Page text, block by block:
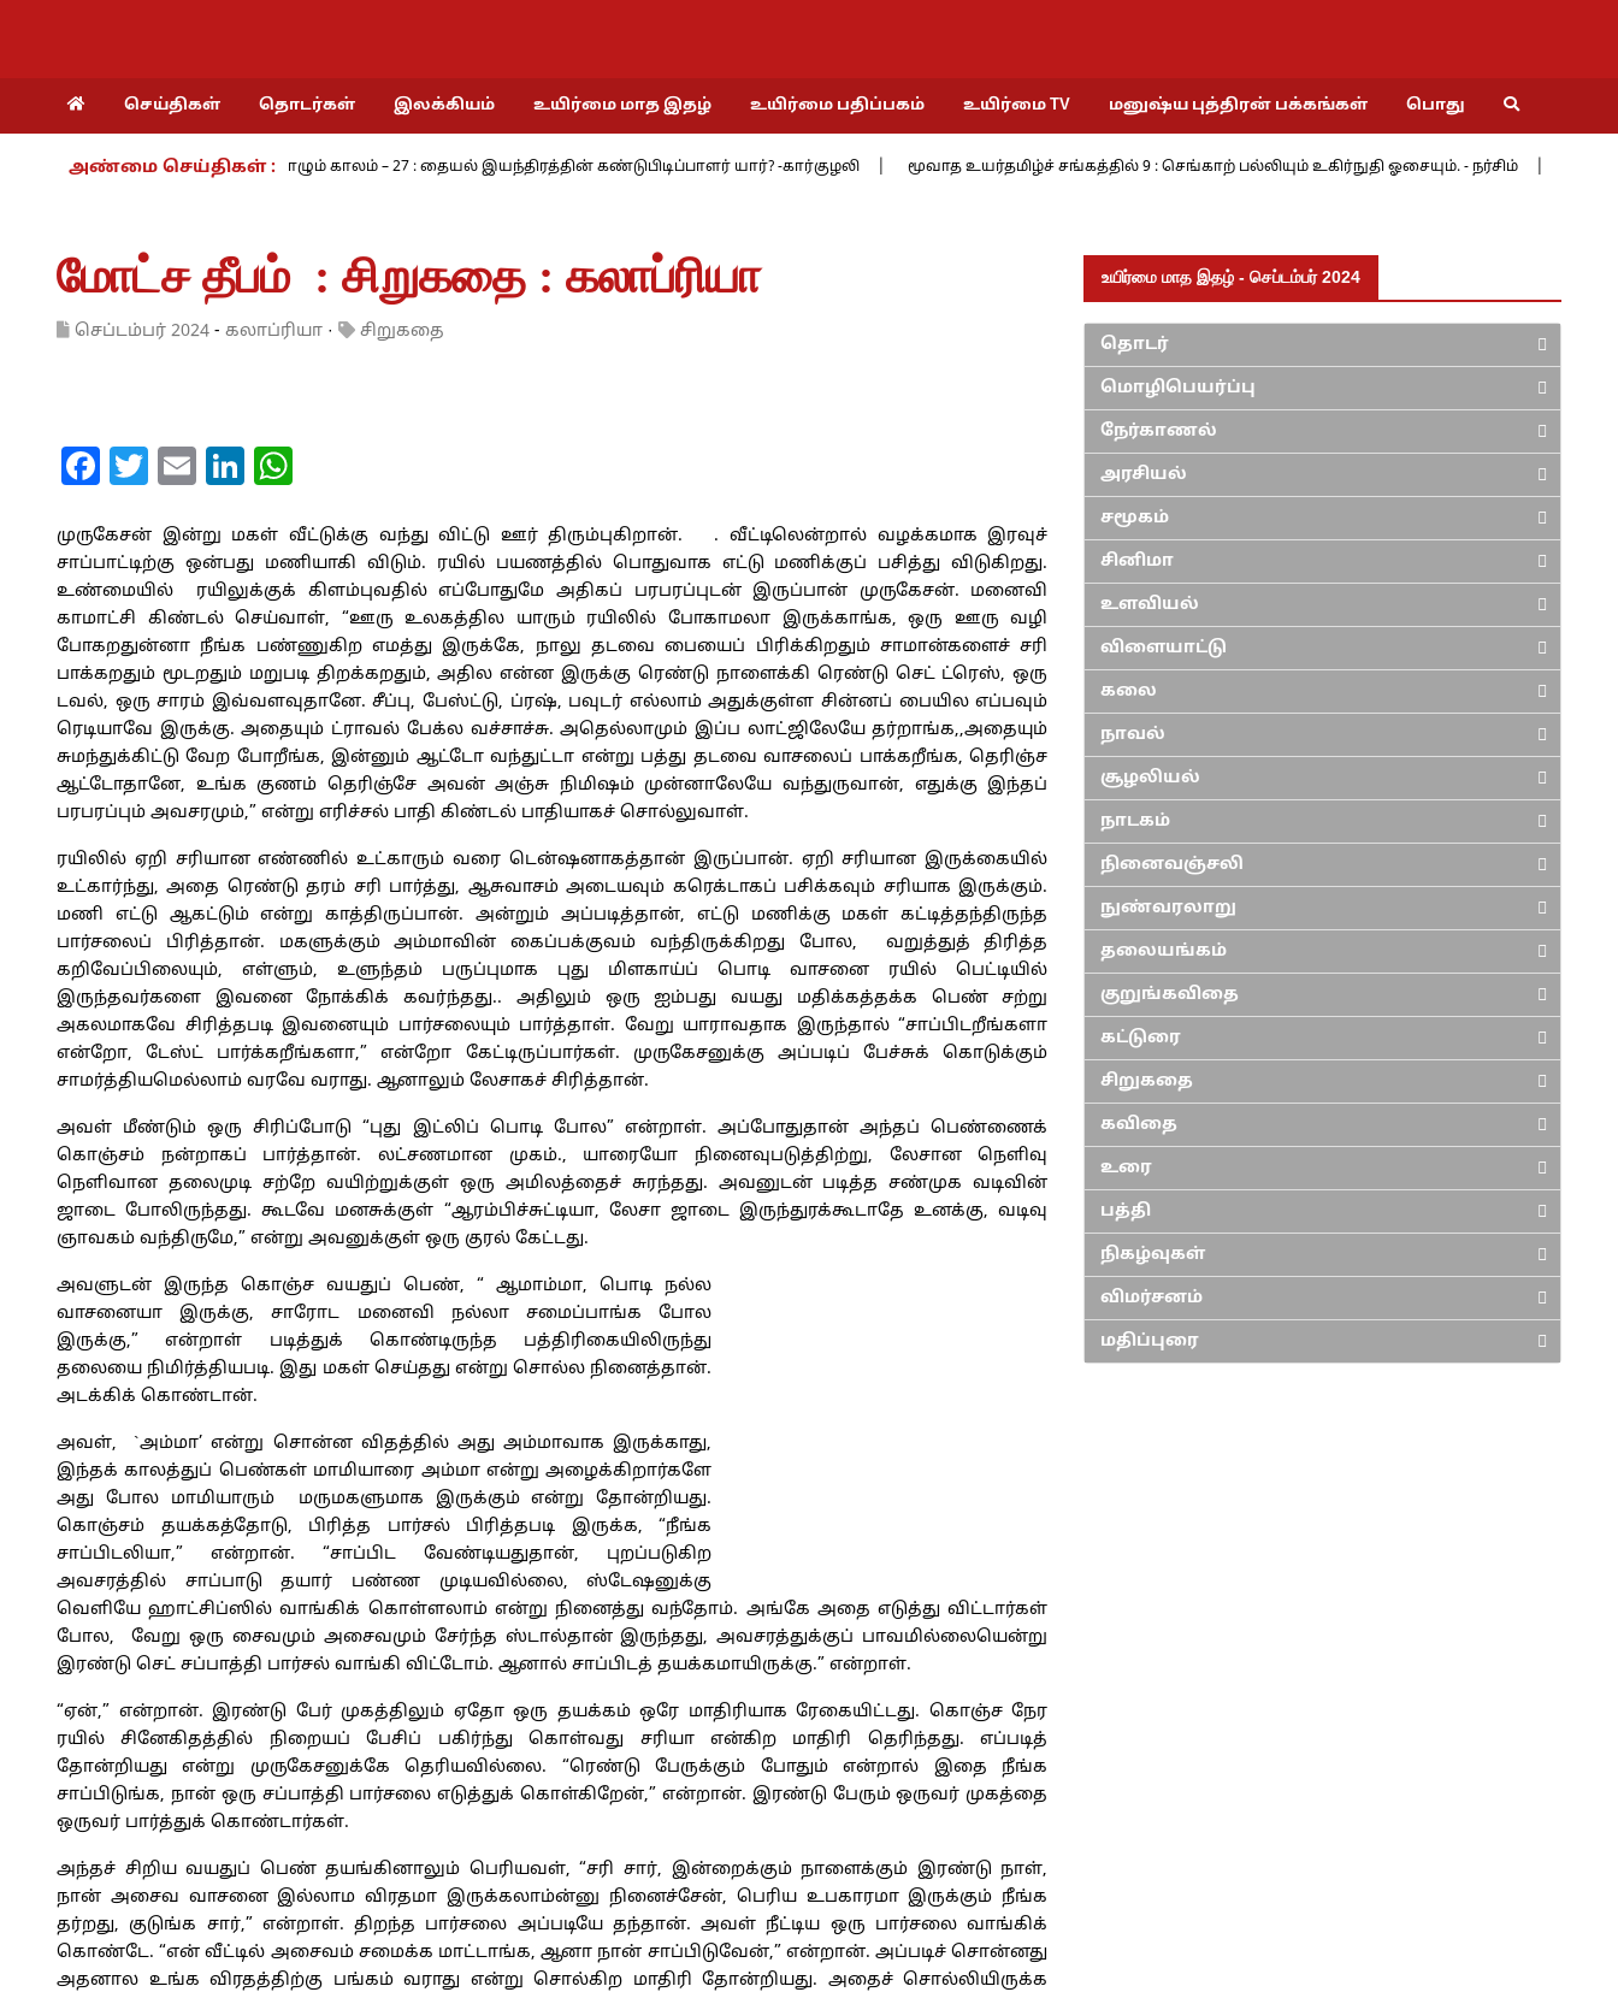
செய்திகள் தொடர்கள் இலக்கியம் உயிர்மை மாத இதழ் உயிர்மை பதிப்பகம் உயிர்மை TV மனுஷ்ய புத்திரன் பக்கங்கள் பொது
அண்மை செய்திகள் :
அ.ராமசாமி நாம் வாழும் காலம் – 27 : தையல் இயந்திரத்தின் கண்டுபிடிப்பாளர் யார்? -கார்குழலி மூவாத உயர்தமிழ்ச் சங்கத்தில் 9 : செங்காற் பல்லியும் உகிர்நுதி ஓசையும். - நர்சிம் மேற்கின்
மோட்ச தீபம் : சிறுகதை : கலாப்ரியா
செப்டம்பர் 2024 - கலாப்ரியா · சிறுகதை
Facebook
Twitter
EmailLinkedIn
முருகேசன் இன்று மகள் வீட்டுக்கு வந்து விட்டு ஊர் திரும்புகிறான். . வீட்டிலென்றால் வழக்கமாக இரவுச்
சாப்பாட்டிற்கு ஒன்பது மணியாகி விடும். ரயில் பயணத்தில் பொதுவாக எட்டு மணிக்குப் பசித்து விடுகிறது.
உண்மையில் ரயிலுக்குக் கிளம்புவதில் எப்போதுமே அதிகப் பரபரப்புடன் இருப்பான் முருகேசன். மனைவி
காமாட்சி கிண்டல் செய்வாள், “ஊரு உலகத்தில யாரும் ரயிலில் போகாமலா இருக்காங்க, ஒரு ஊரு வழி
போகறதுன்னா நீங்க பண்ணுகிற எமத்து இருக்கே, நாலு தடவை பையைப் பிரிக்கிறதும் சாமான்களைச் சரி
பாக்கறதும் மூடறதும் மறுபடி திறக்கறதும், அதில என்ன இருக்கு ரெண்டு நாளைக்கி ரெண்டு செட் ட்ரெஸ், ஒரு
டவல், ஒரு சாரம் இவ்வளவுதானே. சீப்பு, பேஸ்ட்டு, ப்ரஷ், பவுடர் எல்லாம் அதுக்குள்ள சின்னப் பையில எப்பவும்
ரெடியாவே இருக்கு. அதையும் ட்ராவல் பேக்ல வச்சாச்சு. அதெல்லாமும் இப்ப லாட்ஜிலேயே தர்றாங்க,,அதையும்
சுமந்துக்கிட்டு வேற போறீங்க, இன்னும் ஆட்டோ வந்துட்டா என்று பத்து தடவை வாசலைப் பாக்கறீங்க, தெரிஞ்ச
ஆட்டோதானே, உங்க குணம் தெரிஞ்சே அவன் அஞ்சு நிமிஷம் முன்னாலேயே வந்துருவான், எதுக்கு இந்தப்
பரபரப்பும் அவசரமும்,” என்று எரிச்சல் பாதி கிண்டல் பாதியாகச் சொல்லுவாள்.
ரயிலில் ஏறி சரியான எண்ணில் உட்காரும் வரை டென்ஷனாகத்தான் இருப்பான். ஏறி சரியான இருக்கையில்
உட்கார்ந்து, அதை ரெண்டு தரம் சரி பார்த்து, ஆசுவாசம் அடையவும் கரெக்டாகப் பசிக்கவும் சரியாக இருக்கும்.
மணி எட்டு ஆகட்டும் என்று காத்திருப்பான். அன்றும் அப்படித்தான், எட்டு மணிக்கு மகள் கட்டித்தந்திருந்த
பார்சலைப் பிரித்தான். மகளுக்கும் அம்மாவின் கைப்பக்குவம் வந்திருக்கிறது போல, வறுத்துத் திரித்த
கறிவேப்பிலையும், எள்ளும், உளுந்தம் பருப்புமாக புது மிளகாய்ப் பொடி வாசனை ரயில் பெட்டியில்
இருந்தவர்களை இவனை நோக்கிக் கவர்ந்தது.. அதிலும் ஒரு ஐம்பது வயது மதிக்கத்தக்க பெண் சற்று
அகலமாகவே சிரித்தபடி இவனையும் பார்சலையும் பார்த்தாள். வேறு யாராவதாக இருந்தால் “சாப்பிடறீங்களா
என்றோ, டேஸ்ட் பார்க்கறீங்களா,” என்றோ கேட்டிருப்பார்கள். முருகேசனுக்கு அப்படிப் பேச்சுக் கொடுக்கும்
சாமர்த்தியமெல்லாம் வரவே வராது. ஆனாலும் லேசாகச் சிரித்தான்.
அவள் மீண்டும் ஒரு சிரிப்போடு “புது இட்லிப் பொடி போல” என்றாள். அப்போதுதான் அந்தப் பெண்ணைக்
கொஞ்சம் நன்றாகப் பார்த்தான். லட்சணமான முகம்., யாரையோ நினைவுபடுத்திற்று, லேசான நெளிவு
நெளிவான தலைமுடி சற்றே வயிற்றுக்குள் ஒரு அமிலத்தைச் சுரந்தது. அவனுடன் படித்த சண்முக வடிவின்
ஜாடை போலிருந்தது. கூடவே மனசுக்குள் “ஆரம்பிச்சுட்டியா, லேசா ஜாடை இருந்துரக்கூடாதே உனக்கு, வடிவு
ஞாவகம் வந்திருமே,” என்று அவனுக்குள் ஒரு குரல் கேட்டது.
அவளுடன் இருந்த கொஞ்ச வயதுப் பெண், “ ஆமாம்மா, பொடி நல்ல
வாசனையா இருக்கு, சாரோட மனைவி நல்லா சமைப்பாங்க போல
இருக்கு,” என்றாள் படித்துக் கொண்டிருந்த பத்திரிகையிலிருந்து
தலையை நிமிர்த்தியபடி. இது மகள் செய்தது என்று சொல்ல நினைத்தான்.
அடக்கிக் கொண்டான்.
அவள், `அம்மா’ என்று சொன்ன விதத்தில் அது அம்மாவாக இருக்காது,
இந்தக் காலத்துப் பெண்கள் மாமியாரை அம்மா என்று அழைக்கிறார்களே
அது போல மாமியாரும் மருமகளுமாக இருக்கும் என்று தோன்றியது.
கொஞ்சம் தயக்கத்தோடு, பிரித்த பார்சல் பிரித்தபடி இருக்க, “நீங்க
சாப்பிடலியா,” என்றான். “சாப்பிட வேண்டியதுதான், புறப்படுகிற
அவசரத்தில் சாப்பாடு தயார் பண்ண முடியவில்லை, ஸ்டேஷனுக்கு
வெளியே ஹாட்சிப்ஸில் வாங்கிக் கொள்ளலாம் என்று நினைத்து வந்தோம். அங்கே அதை எடுத்து விட்டார்கள்
போல, வேறு ஒரு சைவமும் அசைவமும் சேர்ந்த ஸ்டால்தான் இருந்தது, அவசரத்துக்குப் பாவமில்லையென்று
இரண்டு செட் சப்பாத்தி பார்சல் வாங்கி விட்டோம். ஆனால் சாப்பிடத் தயக்கமாயிருக்கு.” என்றாள்.
“ஏன்,” என்றான். இரண்டு பேர் முகத்திலும் ஏதோ ஒரு தயக்கம் ஒரே மாதிரியாக ரேகையிட்டது. கொஞ்ச நேர
ரயில் சினேகிதத்தில் நிறையப் பேசிப் பகிர்ந்து கொள்வது சரியா என்கிற மாதிரி தெரிந்தது. எப்படித்
தோன்றியது என்று முருகேசனுக்கே தெரியவில்லை. “ரெண்டு பேருக்கும் போதும் என்றால் இதை நீங்க
சாப்பிடுங்க, நான் ஒரு சப்பாத்தி பார்சலை எடுத்துக் கொள்கிறேன்,” என்றான். இரண்டு பேரும் ஒருவர் முகத்தை
ஒருவர் பார்த்துக் கொண்டார்கள்.
அந்தச் சிறிய வயதுப் பெண் தயங்கினாலும் பெரியவள், “சரி சார், இன்றைக்கும் நாளைக்கும் இரண்டு நாள்,
நான் அசைவ வாசனை இல்லாம விரதமா இருக்கலாம்ன்னு நினைச்சேன், பெரிய உபகாரமா இருக்கும் நீங்க
தர்றது, குடுங்க சார்,” என்றாள். திறந்த பார்சலை அப்படியே தந்தான். அவள் நீட்டிய ஒரு பார்சலை வாங்கிக்
கொண்டே. “என் வீட்டில் அசைவம் சமைக்க மாட்டாங்க, ஆனா நான் சாப்பிடுவேன்,” என்றான். அப்படிச் சொன்னது
அதனால உங்க விரதத்திற்கு பங்கம் வராது என்று சொல்கிற மாதிரி தோன்றியது. அதைச் சொல்லியிருக்க
உயிர்மை மாத இதழ் - செப்டம்பர் 2024
தொடர்
மொழிபெயர்ப்பு
நேர்காணல்
அரசியல்
சமூகம்
சினிமா
உளவியல்
விளையாட்டு
கலை
நாவல்
சூழலியல்
நாடகம்
நினைவஞ்சலி
நுண்வரலாறு
தலையங்கம்
குறுங்கவிதை
கட்டுரை
சிறுகதை
கவிதை
உரை
பத்தி
நிகழ்வுகள்
விமர்சனம்
மதிப்புரை